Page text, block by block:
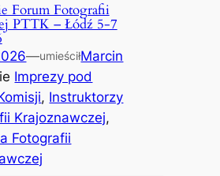
Forum Fotografii
PTTK – Łódź 5-7
—umieściłMarcin
Imprezy pod
, Instruktorzy
Krajoznawczej
Fotografii